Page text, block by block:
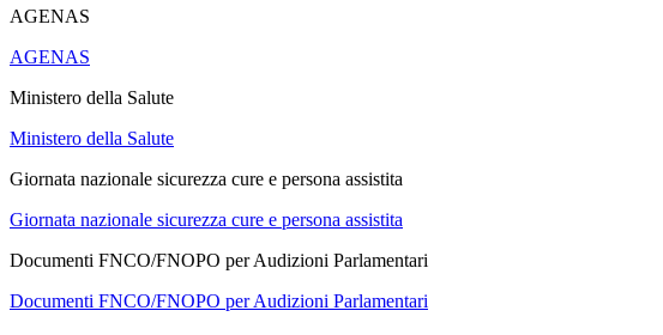
AGENAS
AGENAS
Ministero della Salute
Ministero della Salute
Giornata nazionale sicurezza cure e persona assistita
Giornata nazionale sicurezza cure e persona assistita
Documenti FNCO/FNOPO per Audizioni Parlamentari
Documenti FNCO/FNOPO per Audizioni Parlamentari